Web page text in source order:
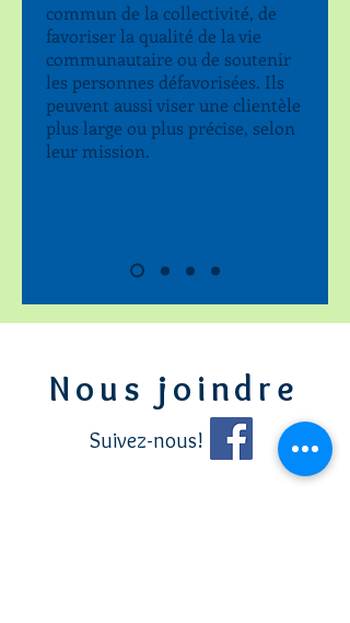
commun de la collectivité, de
favoriser la qualité de la vie
communautaire ou de soutenir
les personnes défavorisées. Ils
peuvent aussi viser une clientèle
plus large ou plus précise, selon
leur mission.
Nous joindre
Suivez-nous!